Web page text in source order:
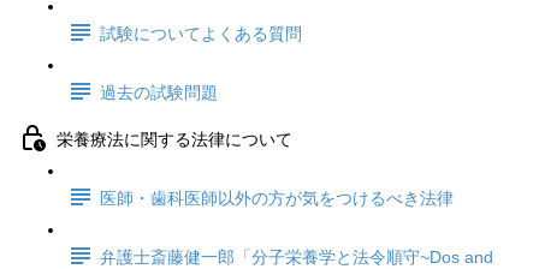
試験についてよくある質問
過去の試験問題
栄養療法に関する法律について
医師・歯科医師以外の方が気をつけるべき法律
弁護士斎藤健一郎「分子栄養学と法令順守~Dos and